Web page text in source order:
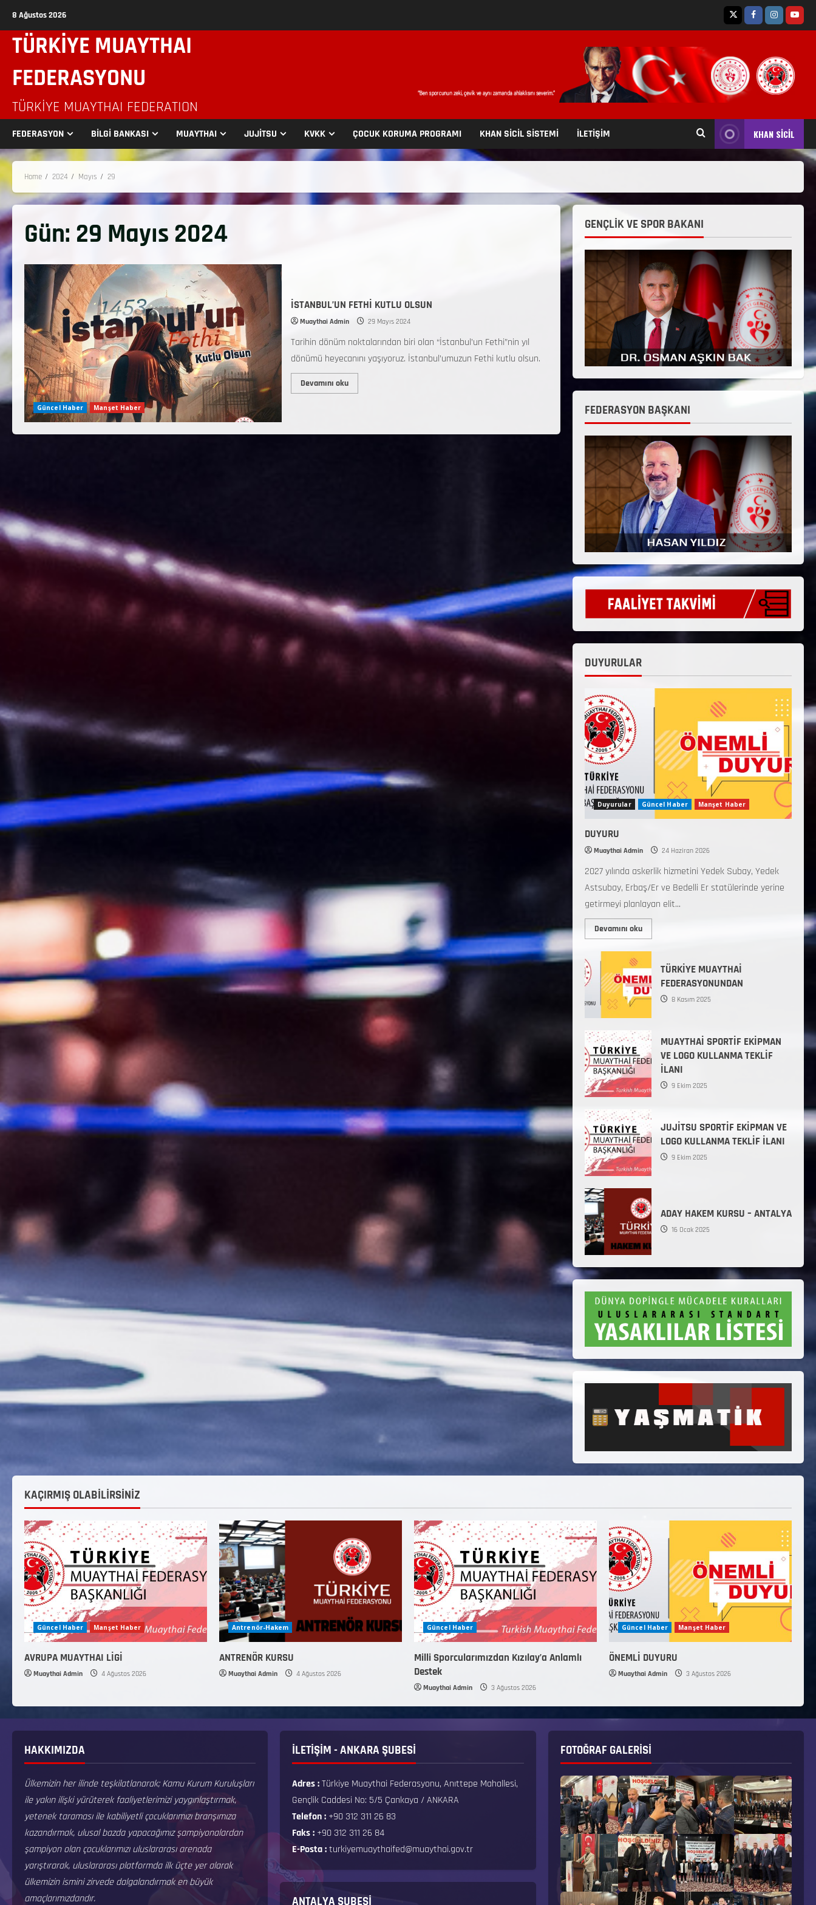
8 Ağustos 2026
TÜRKİYE MUAYTHAI
FEDERASYONU
TÜRKIYE MUAYTHAI FEDERATION
FEDERASYON BİLGİ BANKASI MUAYTHAI JUJİTSU KVKK ÇOCUK KORUMA PROGRAMI KHAN SİCİL SİSTEMİ İLETİŞİM KHAN SİCİL
Home 2024 Mayıs 29
Gün: 29 Mayıs 2024
Güncel Haber Manşet Haber
İSTANBUL’UN FETHİ KUTLU OLSUN
Muaythai Admin 29 Mayıs 2024
Tarihin dönüm noktalarından biri olan “İstanbul’un Fethi”nin yıl
dönümü heyecanını yaşıyoruz. İstanbul’umuzun Fethi kutlu olsun.
Devamını oku
GENÇLİK VE SPOR BAKANI
FEDERASYON BAŞKANI
DUYURULAR
Duyurular Güncel Haber Manşet Haber
DUYURU
Muaythai Admin 24 Haziran 2026
2027 yılında askerlik hizmetini Yedek Subay, Yedek
Astsubay, Erbaş/Er ve Bedelli Er statülerinde yerine
getirmeyi planlayan elit...
Devamını oku
TÜRKİYE MUAYTHAİ
FEDERASYONUNDAN
8 Kasım 2025
MUAYTHAİ SPORTİF EKİPMAN
VE LOGO KULLANMA TEKLİF
İLANI
9 Ekim 2025
JUJİTSU SPORTİF EKİPMAN VE
LOGO KULLANMA TEKLİF İLANI
9 Ekim 2025
ADAY HAKEM KURSU – ANTALYA
16 Ocak 2025
KAÇIRMIŞ OLABİLİRSİNİZ
Güncel Haber Manşet Haber
AVRUPA MUAYTHAI LİGİ
Muaythai Admin 4 Ağustos 2026
Antrenör-Hakem
ANTRENÖR KURSU
Muaythai Admin 4 Ağustos 2026
Güncel Haber
Milli Sporcularımızdan Kızılay’a Anlamlı
Destek
Muaythai Admin 3 Ağustos 2026
Güncel Haber Manşet Haber
ÖNEMLİ DUYURU
Muaythai Admin 3 Ağustos 2026
HAKKIMIZDA
Ülkemizin her ilinde teşkilatlanarak; Kamu Kurum Kuruluşları
ile yakın ilişki yürüterek faaliyetlerimizi yaygınlaştırmak,
yetenek taraması ile kabiliyetli çocuklarımızı branşımıza
kazandırmak, ulusal bazda yapacağımız şampiyonalardan
şampiyon olan çocuklarımızı uluslararası arenada
yarıştırarak, uluslararası platformda ilk üçte yer alarak
ülkemizin ismini zirvede dalgalandırmak en büyük
amaçlarımızdandır.
İLETİŞİM - ANKARA ŞUBESİ
Adres :Türkiye Muaythai Federasyonu, Anıttepe Mahallesi,
Gençlik Caddesi No: 5/5 Çankaya / ANKARA
Telefon : +90 312 311 26 83
Faks : +90 312 311 26 84
E-Posta :turkiyemuaythaifed@muaythai.gov.tr
ANTALYA ŞUBESİ
FOTOĞRAF GALERISI